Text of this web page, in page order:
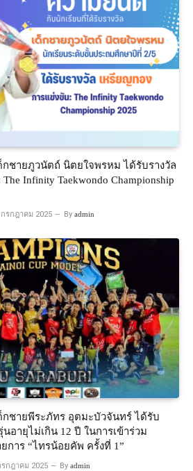
ชายภูวนัตถ์ นิตยใจพรหม ได้รับรางวัล
Infinity Taekwondo Championship
กรกฎาคม 2025 By admin
ชายพีระภัทร อุตมะบัวจันทร์ ได้รับ
อายุไม่เกิน 12 ปี ในการเข้าร่วม
าร “ไทรน้อยคัพ ครั้งที่ 1”
รกฎาคม 2025 By admin